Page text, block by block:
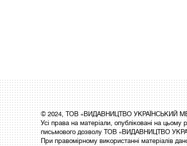
© 2024, ТОВ «ВИДАВНИЦТВО УКРАЇНСЬКИЙ
Усі права на матеріали, опубліковані на
письмового дозволу ТОВ «ВИДАВНИЦТВО
При правомірному використанні матеріалів